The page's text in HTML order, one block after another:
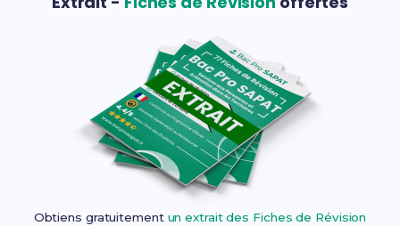
Obtiens gratuitement un extrait des Fiches de Révision